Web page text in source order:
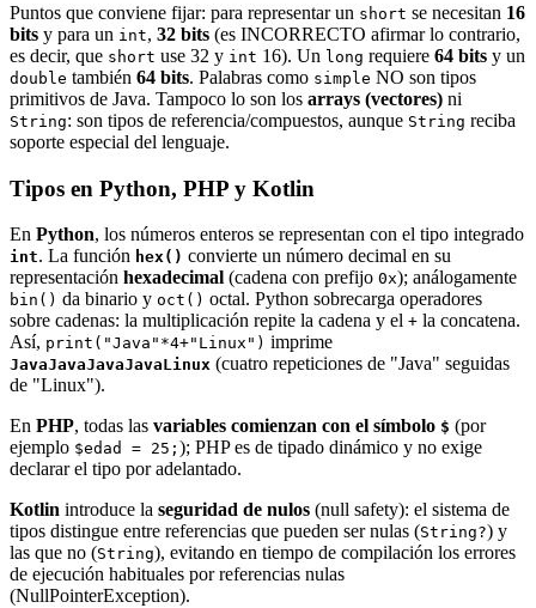
Puntos que conviene fijar: para representar un short se necesitan 16
bits y para un int, 32 bits (es INCORRECTO afirmar lo contrario,
es decir, que short use 32 y int 16). Un long requiere 64 bits y un
double también 64 bits. Palabras como simple NO son tipos
primitivos de Java. Tampoco lo son los arrays (vectores) ni
String: son tipos de referencia/compuestos, aunque String reciba
soporte especial del lenguaje.
Tipos en Python, PHP y Kotlin
En Python, los números enteros se representan con el tipo integrado
int. La función hex() convierte un número decimal en su
representación hexadecimal (cadena con prefijo 0x); análogamente
bin() da binario y oct() octal. Python sobrecarga operadores
sobre cadenas: la multiplicación repite la cadena y el + la concatena.
Así, print("Java"*4+"Linux") imprime
JavaJavaJavaJavaLinux (cuatro repeticiones de "Java" seguidas
de "Linux").
En PHP, todas las variables comienzan con el símbolo $ (por
ejemplo $edad = 25; ); PHP es de tipado dinámico y no exige
declarar el tipo por adelantado.
Kotlin introduce la seguridad de nulos (null safety): el sistema de
tipos distingue entre referencias que pueden ser nulas (String?) y
las que no (String), evitando en tiempo de compilación los errores
de ejecución habituales por referencias nulas
(NullPointerException).